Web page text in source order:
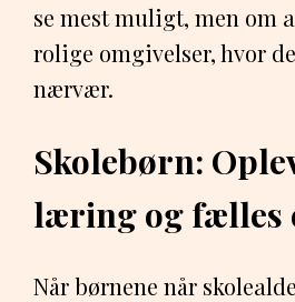
se mest muligt, men om
rolige omgivelser, hvor
nærvær.
Skolebørn:
læring og fælles
Når børnene når